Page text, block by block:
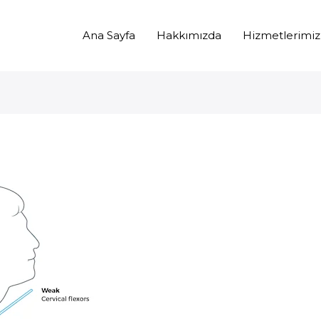
Ana Sayfa Hakkımızda Hizmetlerimiz